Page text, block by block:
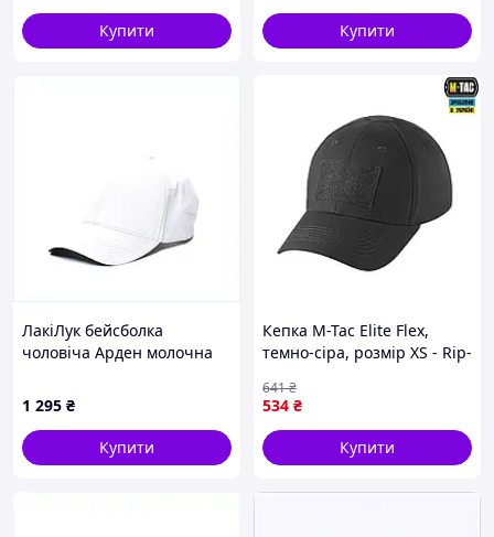
Купити
Купити
ЛакіЛук бейсболка
чоловіча Арден молочна
1 295 ₴
Купити
Кепка M-Tac Elite Flex,
темно-сіра, розмір XS - Rip-
застібка на липучці.
534 ₴
641₴
Купити